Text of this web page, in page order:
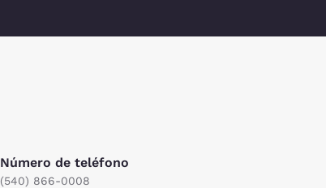
Número de teléfono
(540) 866-0008